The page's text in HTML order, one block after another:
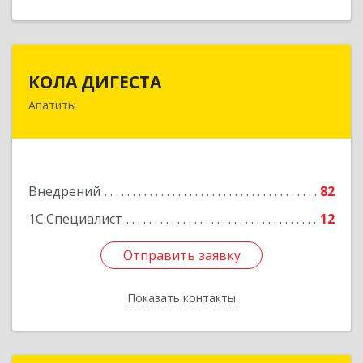
КОЛА ДИГЕСТА
Апатиты
Внедрений
82
1С:Специалист
12
Отправить заявку
Показать контакты
Отправить заявку
Назад